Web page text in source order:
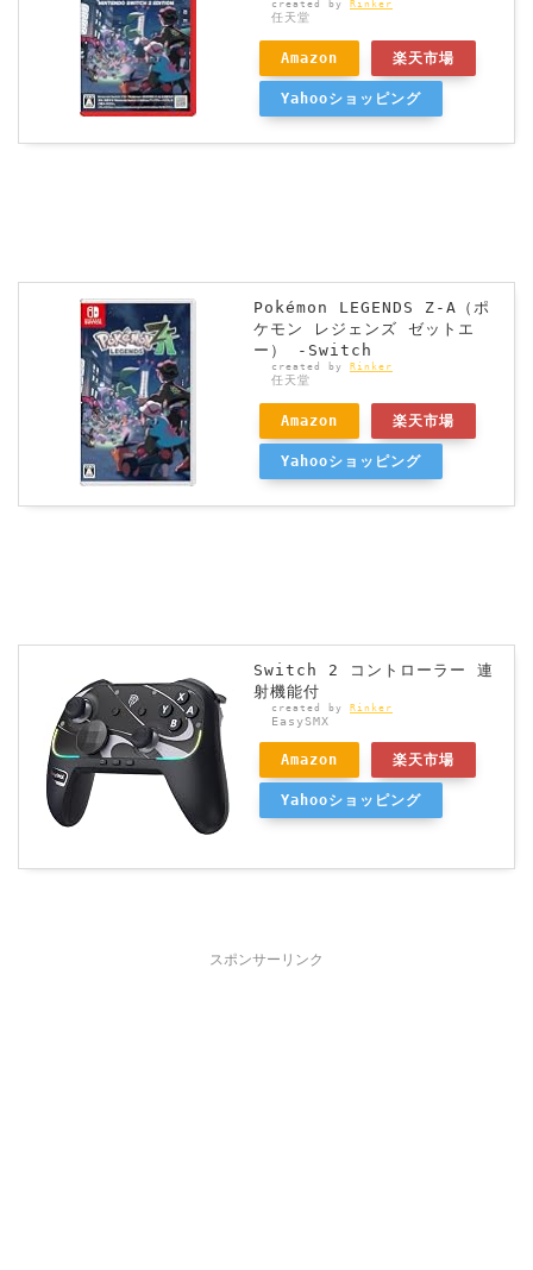
created by Rinker
任天堂
Amazon 楽天市場
Yahooショッピング
Pokémon LEGENDS Z-A（ポ
ケモン レジェンズ ゼットエ
ー） -Switch
created by Rinker
任天堂
Amazon 楽天市場
Yahooショッピング
Switch 2 コントローラー 連
射機能付
created by Rinker
EasySMX
Amazon 楽天市場
Yahooショッピング
スポンサーリンク